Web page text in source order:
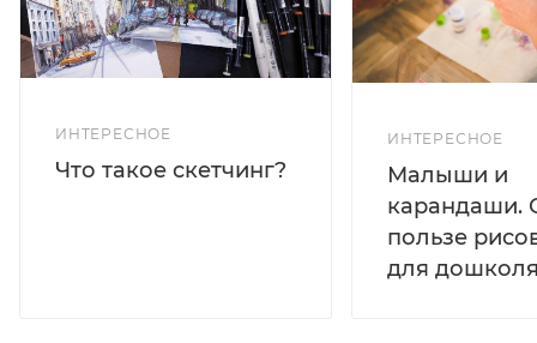
ИНТЕРЕСНОЕ
Что такое скетчинг?
ИНТЕРЕСНОЕ
Малыши и
карандаши.
пользе
для